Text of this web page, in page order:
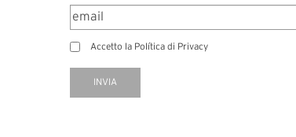
Accetto la Política di Privacy
INVIA